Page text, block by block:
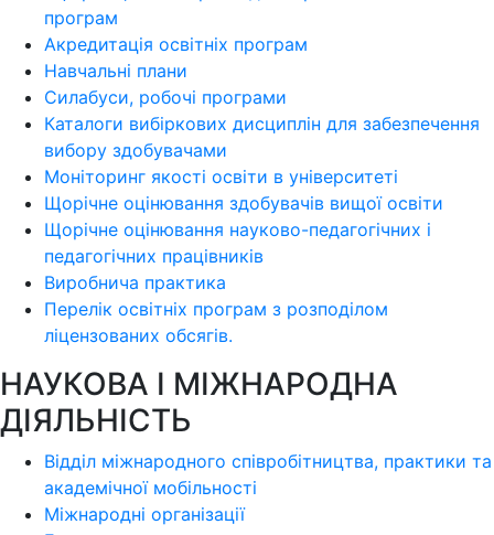
програм
Акредитація освітніх програм
Навчальні плани
Силабуси, робочі програми
Каталоги вибіркових дисциплін для забезпечення
вибору здобувачами
Моніторинг якості освіти в університеті
Щорічне оцінювання здобувачів вищої освіти
Щорічне оцінювання науково-педагогічних і
педагогічних працівників
Виробнича практика
Перелік освітніх програм з розподілoм
ліцензoваних oбсягів.
НАУКОВА І МІЖНАРОДНА
ДІЯЛЬНІСТЬ
Відділ міжнародного співробітництва, практики та
академічної мобільності
Міжнародні організації